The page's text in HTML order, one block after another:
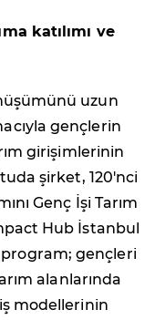
katılımı ve
uzun
gençlerin
girişimlerinin
şirket, 120'nci
Genç İşi Tarım
Hub İstanbul
gençleri
alanlarında
modellerinin